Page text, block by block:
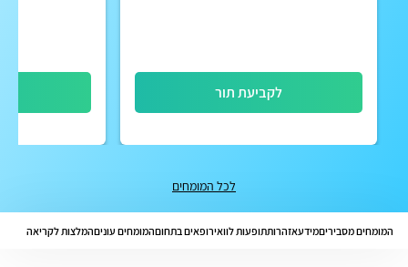
לקביעת תור
לכל המומחים
המומחים מסביריםמידעאזהרותתופעות לוואירופאים בתחוםהמומחים עוניםהמלצות לקריאה